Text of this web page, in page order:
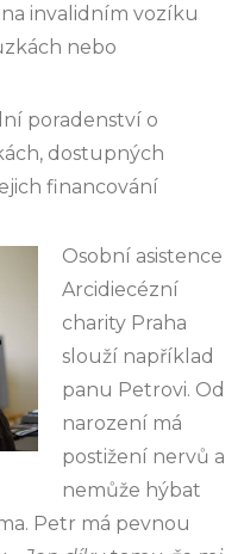
invalidním vozíku
nebo
poradenství o
dostupných
financování
Osobní asistence
Arcidiecézní
charity Praha
slouží například
panu Petrovi. Od
narození má
postižení nervů a
nemůže hýbat
Petr má pevnou